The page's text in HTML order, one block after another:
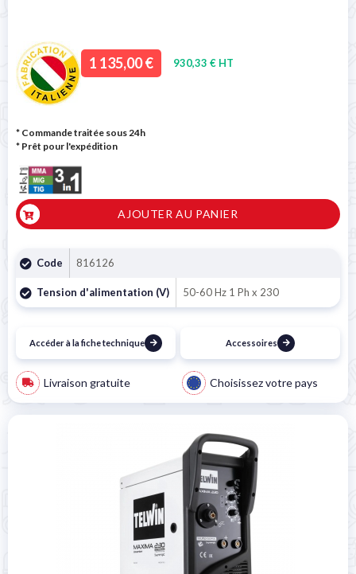
1 135,00 € 930,33 € HT
* Commande traitée sous 24h
* Prêt pour l'expédition
AJOUTER AU PANIER
Code 816126
Tension d'alimentation (V) 50-60 Hz 1 Ph x 230
Accéder à la fiche technique Accessoires
Livraison gratuite Choisissez votre pays